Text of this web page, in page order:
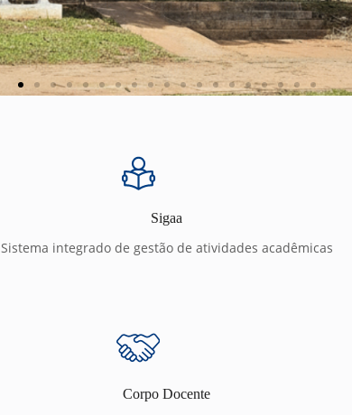
Sigaa
Sistema integrado de gestão de atividades acadêmicas
Corpo Docente